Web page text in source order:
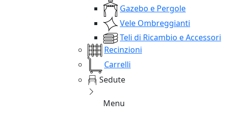
Gazebo e Pergole
Vele Ombreggianti
Teli di Ricambio e Accessori
Recinzioni
Carrelli
Sedute
Menu